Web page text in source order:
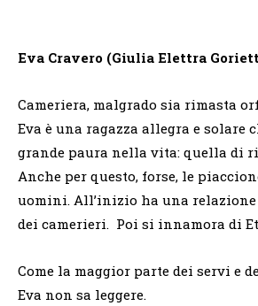
Eva Cravero (Giulia Elettra
Cameriera, malgrado sia rimasta
Eva è una ragazza allegra e solare
grande paura nella vita: quella di
Anche per questo, forse, le
uomini. All’inizio ha una
dei camerieri. Poi si innamora di
Come la maggior parte dei servi e
Eva non sa leggere.